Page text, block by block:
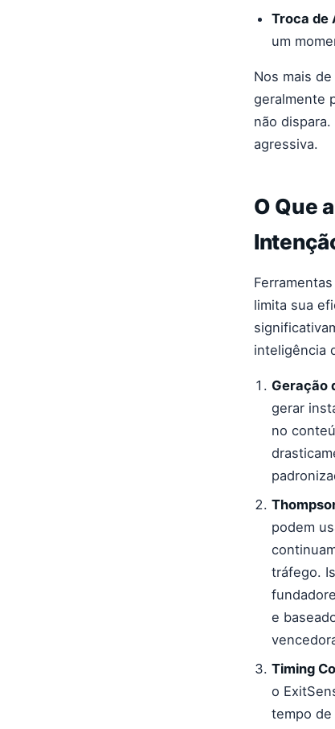
Troca de
um
Nos mais
geralmente
não
agressiva.
O Que
limita sua
inteligência
Geração
gerar
no
podem
tráfego.
e
Timing
o
tempo